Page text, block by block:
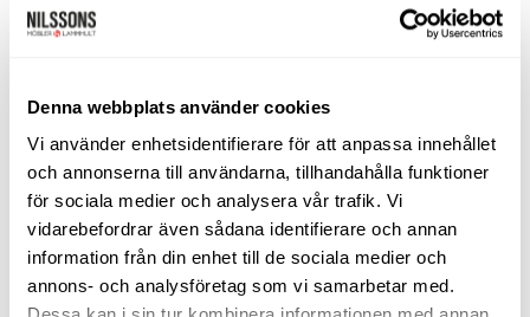
Denna webbplats använder cookies
Vi använder enhetsidentifierare för att anpassa innehållet
och annonserna till användarna, tillhandahålla funktioner
för sociala medier och analysera vår trafik. Vi
vidarebefordrar även sådana identifierare och annan
information från din enhet till de sociala medier och
annons- och analysföretag som vi samarbetar med.
Ljusbelysta Glastavlor
Matgrupper
Mattor
Möbelvård
Pinnsoffor
Prissänkta utställningsmöbler